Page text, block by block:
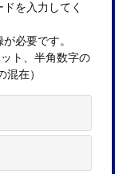
を入力してく
必要です。
ト、半角数字の
在）